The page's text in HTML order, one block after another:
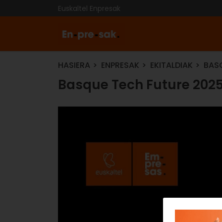
Euskaltel Enpresak
HASIERA ENPRESAK EKITALDIAK
Basque Tech Future